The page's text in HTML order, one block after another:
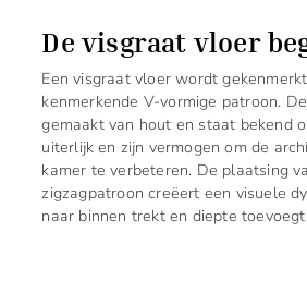
De visgraat vloer
Een visgraat vloer wordt
kenmerkende V-vormige patroon.
gemaakt van hout en staat bekend
uiterlijk en zijn vermogen om de
kamer te verbeteren. De plaatsing
zigzagpatroon creëert een visuele
naar binnen trekt en diepte